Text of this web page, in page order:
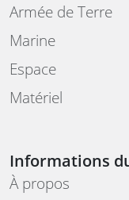
Armée de Terre
Marine
Espace
Matériel
Informations
À propos